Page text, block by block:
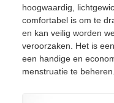
hoogwaardig,
comfortabel is om te
en kan veilig worden
veroorzaken. Het is
een handige en
menstruatie te beheren.